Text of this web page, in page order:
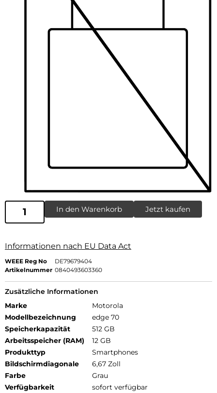
In den Warenkorb Jetzt kaufen
Informationen nach EU Data Act
WEEE Reg No
DE79679404
Artikelnummer 0840493603360
Zusätzliche Informationen
Marke
Motorola
Modellbezeichnung
edge 70
Speicherkapazität
512 GB
Arbeitsspeicher (RAM)
12 GB
Produkttyp
Smartphones
Bildschirmdiagonale
6,67 Zoll
Farbe
Grau
Verfügbarkeit
sofort verfügbar